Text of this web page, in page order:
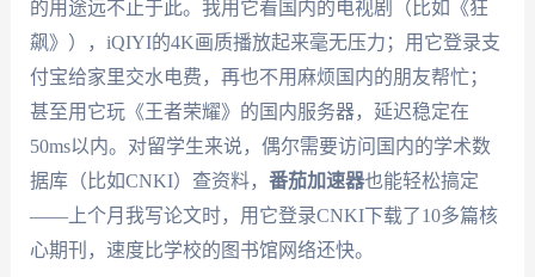
的用途远不止于此。我用它看国内的电视剧（比如《狂
飙》），iQIYI的4K画质播放起来毫无压力；用它登录支
付宝给家里交水电费，再也不用麻烦国内的朋友帮忙；
甚至用它玩《王者荣耀》的国内服务器，延迟稳定在
50ms以内。对留学生来说，偶尔需要访问国内的学术数
据库（比如CNKI）查资料， 番茄加速器也能轻松搞定
——上个月我写论文时，用它登录CNKI下载了10多篇核
心期刊，速度比学校的图书馆网络还快。